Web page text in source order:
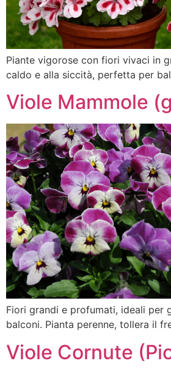
Piante vigorose con fiori vivaci in
caldo e alla siccità, perfetta per
Viole Mammole
Fiori grandi e profumati, ideali per
balconi. Pianta perenne, tollera il
Viole Cornute